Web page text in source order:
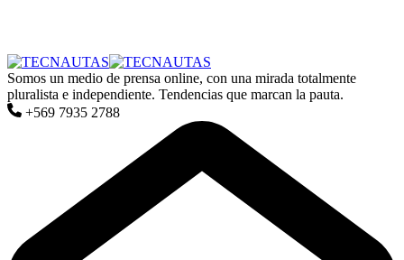
Somos un medio de prensa online, con una mirada totalmente
pluralista e independiente. Tendencias que marcan la pauta.
+569 7935 2788